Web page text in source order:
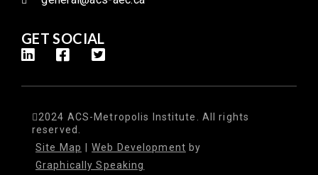
GET SOCIAL
2024 ACS-Metropolis Institute. All rights
reserved.
Site Map
Web Development by
Graphically Speaking